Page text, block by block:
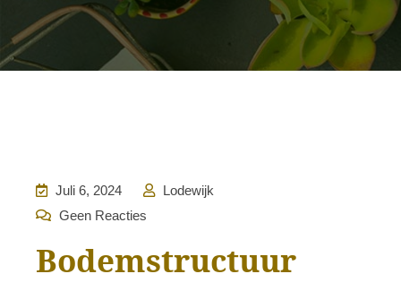
Juli 6, 2024
Lodewijk
Geen Reacties
Bodemstructuur